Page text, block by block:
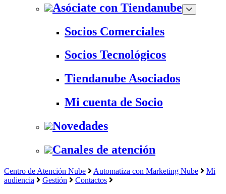
Asóciate con Tiendanube
Socios Comerciales
Socios Tecnológicos
Tiendanube Asociados
Mi cuenta de Socio
Novedades
Canales de atención
Centro de Atención Nube Automatiza con Marketing Nube
Mi
audiencia
Gestión Contactos